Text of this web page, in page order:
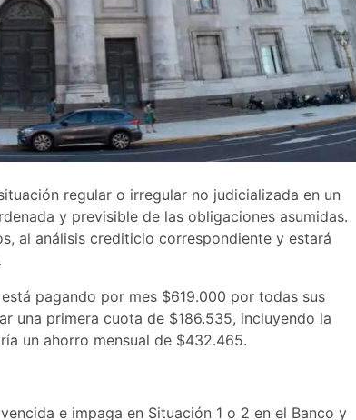
regular o irregular no judicializada en un
y previsible de las obligaciones asumidas.
al análisis crediticio correspondiente y estará
pagando por mes $619.000 por todas sus
una primera cuota de $186.535, incluyendo la
un ahorro mensual de $432.465.
e impaga en Situación 1 o 2 en el Banco y